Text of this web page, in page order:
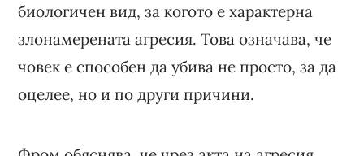
биологичен вид, за когото е характерна
злонамерената агресия. Това означава, че
човек е способен да убива не просто, за да
оцелее, но и по други причини.